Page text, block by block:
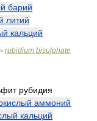
барий
литий
кальций
> rubidium bisulphate
рубидия
аммоний
кальций